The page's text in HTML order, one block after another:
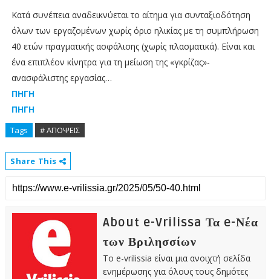
Κατά συνέπεια αναδεικνύεται το αίτημα για συνταξιοδότηση
όλων των εργαζομένων χωρίς όριο ηλικίας με τη συμπλήρωση
40 ετών πραγματικής ασφάλισης (χωρίς πλασματικά). Είναι και
ένα επιπλέον κίνητρα για τη μείωση της «γκρίζας»-
ανασφάλιστης εργασίας…
ΠΗΓΗ
ΠΗΓΗ
Tags # ΑΠΟΨΕΙΣ
Share This
About e-Vrilissa Τα e-Νέα
των Βριλησσίων
Το e-vrilissia είναι μια ανοιχτή σελίδα
ενημέρωσης για όλους τους δημότες